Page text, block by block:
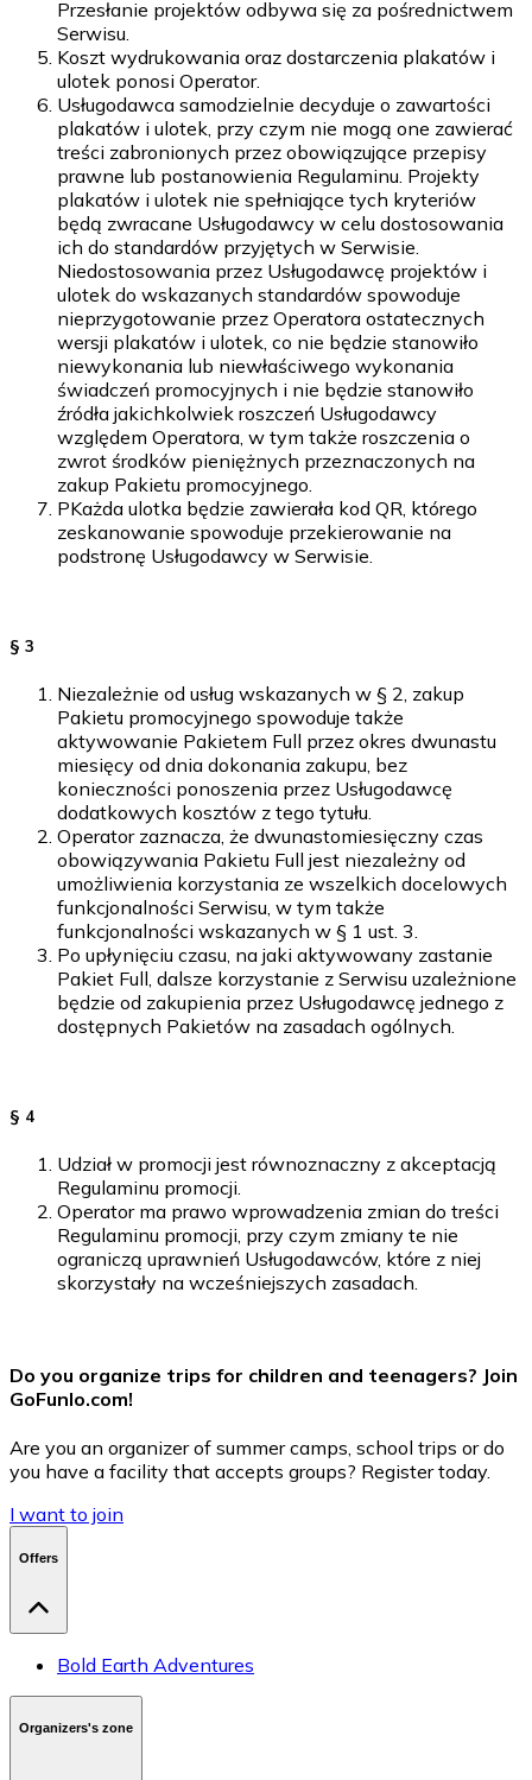
Przesłanie projektów odbywa się za pośrednictwem
Serwisu.
Koszt wydrukowania oraz dostarczenia plakatów i
ulotek ponosi Operator.
Usługodawca samodzielnie decyduje o zawartości
plakatów i ulotek, przy czym nie mogą one zawierać
treści zabronionych przez obowiązujące przepisy
prawne lub postanowienia Regulaminu. Projekty
plakatów i ulotek nie spełniające tych kryteriów
będą zwracane Usługodawcy w celu dostosowania
ich do standardów przyjętych w Serwisie.
Niedostosowania przez Usługodawcę projektów i
ulotek do wskazanych standardów spowoduje
nieprzygotowanie przez Operatora ostatecznych
wersji plakatów i ulotek, co nie będzie stanowiło
niewykonania lub niewłaściwego wykonania
świadczeń promocyjnych i nie będzie stanowiło
źródła jakichkolwiek roszczeń Usługodawcy
względem Operatora, w tym także roszczenia o
zwrot środków pieniężnych przeznaczonych na
zakup Pakietu promocyjnego.
PKażda ulotka będzie zawierała kod QR, którego
zeskanowanie spowoduje przekierowanie na
podstronę Usługodawcy w Serwisie.
§ 3
Niezależnie od usług wskazanych w § 2, zakup
Pakietu promocyjnego spowoduje także
aktywowanie Pakietem Full przez okres dwunastu
miesięcy od dnia dokonania zakupu, bez
konieczności ponoszenia przez Usługodawcę
dodatkowych kosztów z tego tytułu.
Operator zaznacza, że dwunastomiesięczny czas
obowiązywania Pakietu Full jest niezależny od
umożliwienia korzystania ze wszelkich docelowych
funkcjonalności Serwisu, w tym także
funkcjonalności wskazanych w § 1 ust. 3.
Po upłynięciu czasu, na jaki aktywowany zastanie
Pakiet Full, dalsze korzystanie z Serwisu uzależnione
będzie od zakupienia przez Usługodawcę jednego z
dostępnych Pakietów na zasadach ogólnych.
§ 4
Udział w promocji jest równoznaczny z akceptacją
Regulaminu promocji.
Operator ma prawo wprowadzenia zmian do treści
Regulaminu promocji, przy czym zmiany te nie
ograniczą uprawnień Usługodawców, które z niej
skorzystały na wcześniejszych zasadach.
Do you organize trips for children and teenagers? Join
GoFunlo.com!
Are you an organizer of summer camps, school trips or do
you have a facility that accepts groups? Register today.
I want to join
Offers
Bold Earth Adventures
Organizers's zone